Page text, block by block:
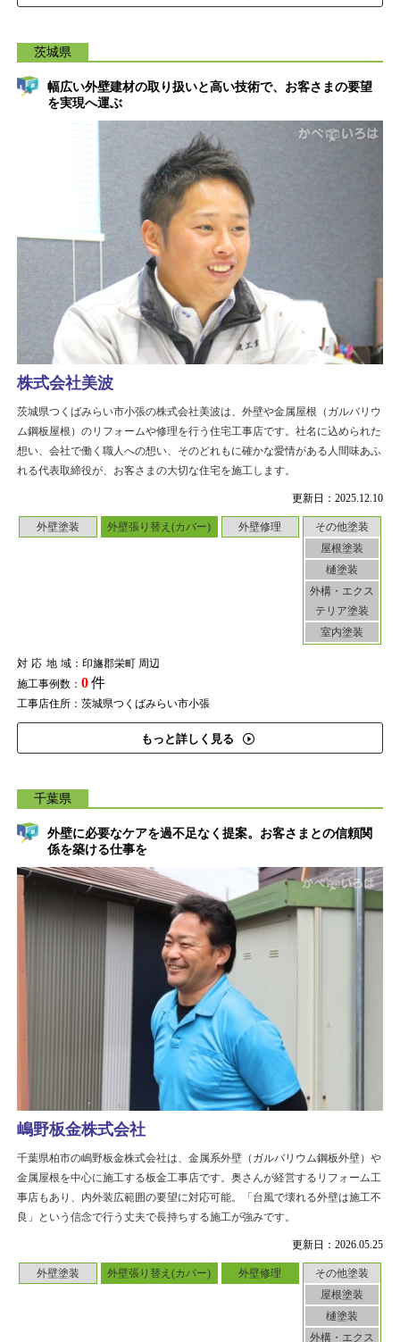
茨城県
幅広い外壁建材の取り扱いと高い技術で、お客さまの要望
を実現へ運ぶ
更新日：2025.12.10
外壁塗装 外壁張り替え(カバー) 外壁修理
その他塗装
屋根塗装
樋塗装
外構・エクス
テリア塗装
室内塗装
対応地域：印旛郡栄町 周辺
施工事例数： 0件
工事店住所：茨城県つくばみらい市小張
もっと詳しく見る
株式会社美波
茨城県つくばみらい市小張の株式会社美波は、外壁や金属屋根（ガルバリウ
ム鋼板屋根）のリフォームや修理を行う住宅工事店です。社名に込められた
想い、会社で働く職人への想い、そのどれもに確かな愛情がある人間味あふ
れる代表取締役が、お客さまの大切な住宅を施工します。
千葉県
外壁に必要なケアを過不足なく提案。お客さまとの信頼関
係を築ける仕事を
更新日：2026.05.25
外壁塗装 外壁張り替え(カバー) 外壁修理
その他塗装
屋根塗装
樋塗装
外構・エクス
嶋野板金株式会社
千葉県柏市の嶋野板金株式会社は、金属系外壁（ガルバリウム鋼板外壁）や
金属屋根を中心に施工する板金工事店です。奥さんが経営するリフォーム工
事店もあり、内外装広範囲の要望に対応可能。「台風で壊れる外壁は施工不
良」という信念で行う丈夫で長持ちする施工が強みです。